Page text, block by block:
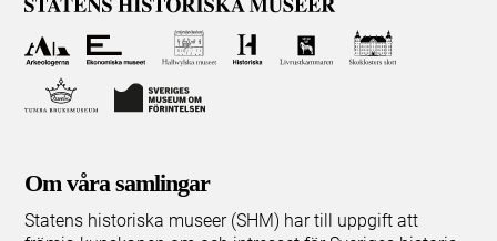
Om våra samlingar
Statens historiska museer (SHM) har till uppgift att